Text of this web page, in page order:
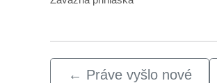
← Práve vyšlo nové